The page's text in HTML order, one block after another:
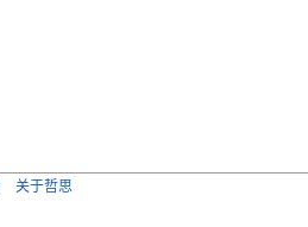
关于哲思